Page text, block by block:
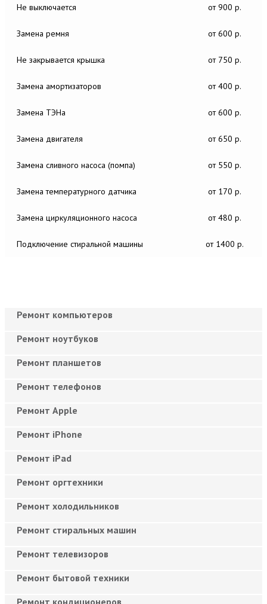
Не выключается от 900 р.
Замена ремня от 600 р.
Не закрывается крышка от 750 р.
Замена амортизаторов от 400 р.
Замена ТЭНа от 600 р.
Замена двигателя от 650 р.
Замена сливного насоса (помпа) от 550 р.
Замена температурного датчика от 170 р.
Замена циркуляционного насоса от 480 р.
Подключение стиральной машины от 1400 р.
Ремонт компьютеров
Ремонт ноутбуков
Ремонт планшетов
Ремонт телефонов
Ремонт Apple
Ремонт iPhone
Ремонт iPad
Ремонт оргтехники
Ремонт холодильников
Ремонт стиральных машин
Ремонт телевизоров
Ремонт бытовой техники
Ремонт кондиционеров